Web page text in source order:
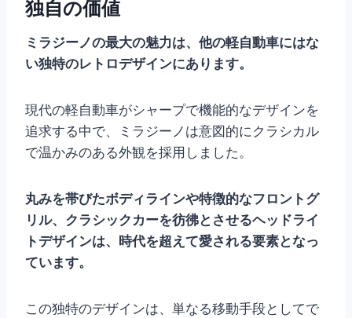
独自の価値
ミラジーノの最大の魅力は、他の軽自動車にはな
い独特のレトロデザインにあります。
現代の軽自動車がシャープで機能的なデザインを
追求する中で、ミラジーノは意図的にクラシカル
で温かみのある外観を採用しました。
丸みを帯びたボディラインや特徴的なフロントグ
リル、クラシックカーを彷彿とさせるヘッドライ
トデザインは、時代を超えて愛される要素となっ
ています。
この独特のデザインは、単なる移動手段としてで